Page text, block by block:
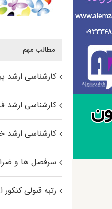
مطالب مهم
کارشناسی ارشد
کارشناسی ارشد
کارشناسی ارشد
سرفصل ها و
رتبه قبولی کنکور